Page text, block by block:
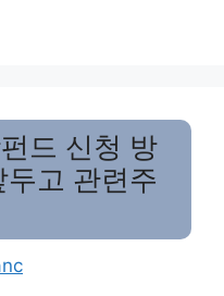
드 신청 방
두고 관련주